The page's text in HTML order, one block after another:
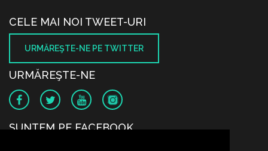
CELE MAI NOI TWEET-URI
URMĂREŞTE-NE PE TWITTER
URMĂREŞTE-NE
SUNTEM PE FACEBOOK